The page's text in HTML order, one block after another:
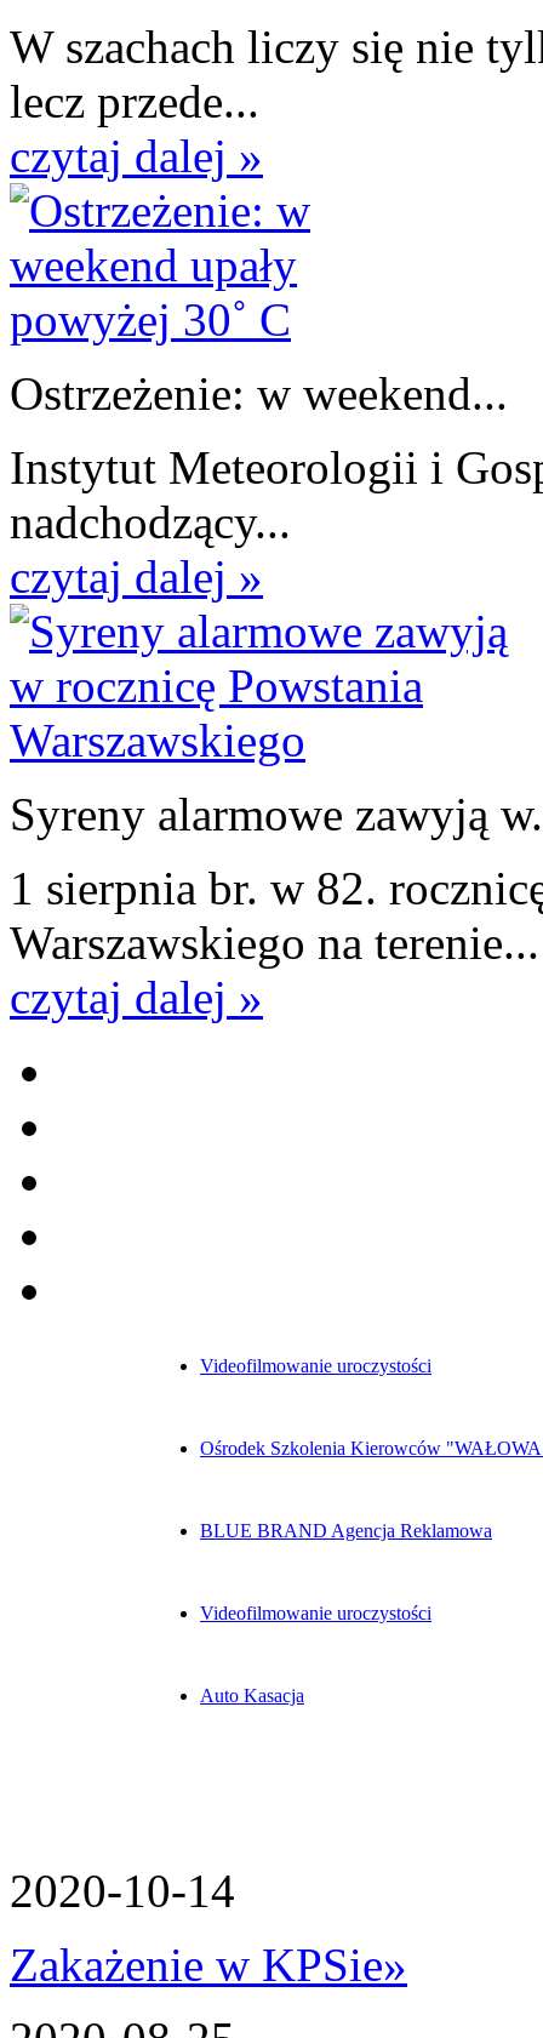
W szachach liczy się nie
lecz przede...
czytaj dalej »
Ostrzeżenie: w weekend...
Instytut Meteorologii i
nadchodzący...
czytaj dalej »
Syreny alarmowe zawyją
1 sierpnia br. w 82.
Warszawskiego na terenie...
czytaj dalej »
Videofilmowanie uroczystości
Ośrodek Szkolenia Kierowców
BLUE BRAND Agencja Reklamowa
Videofilmowanie uroczystości
Auto Kasacja
2020-10-14
Zakażenie w KPSie»